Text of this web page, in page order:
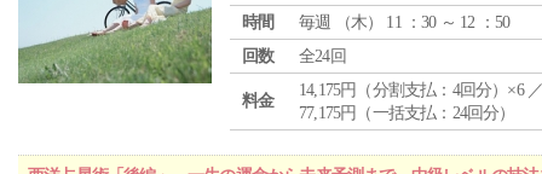
時間
毎週 （木） 11 ：30 ～ 12 ：50
回数
全24回
料金
14,175円（分割支払：4回分）×6
77,175円（一括支払：24回分）